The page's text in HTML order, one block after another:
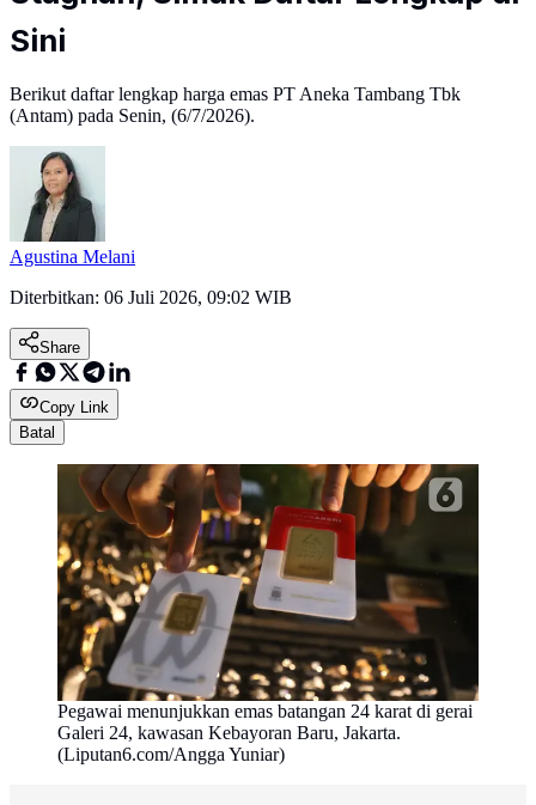
Sini
Berikut daftar lengkap harga emas PT Aneka Tambang Tbk
(Antam) pada Senin, (6/7/2026).
Agustina Melani
Diterbitkan: 06 Juli 2026, 09:02 WIB
Share
Copy Link
Batal
Pegawai menunjukkan emas batangan 24 karat di gerai
Galeri 24, kawasan Kebayoran Baru, Jakarta.
(Liputan6.com/Angga Yuniar)